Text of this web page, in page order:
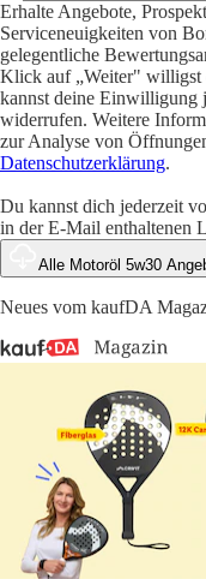
Erhalte Angebote,
Serviceneuigkeiten von
gelegentliche
Klick auf „Weiter" willigst
kannst deine Einwilligung
widerrufen. Weitere
zur Analyse von
Datenschutzerklärung.
Du kannst dich jederzeit
in der E-Mail enthaltenen
Alle Motoröl 5w30
Neues vom kaufDA